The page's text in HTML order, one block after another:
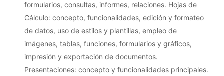
formularios, consultas, informes, relaciones. Hojas de
Cálculo: concepto, funcionalidades, edición y formateo
de datos, uso de estilos y plantillas, empleo de
imágenes, tablas, funciones, formularios y gráficos,
impresión y exportación de documentos.
Presentaciones: concepto y funcionalidades principales.